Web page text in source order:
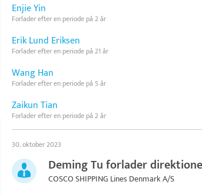
Enjie Yin
Forlader efter en periode på 2 år
Erik Lund Eriksen
Forlader efter en periode på 21 år
Wang Han
Forlader efter en periode på 5 år
Zaikun Tian
Forlader efter en periode på 2 år
30. oktober 2023
Deming Tu forlader
COSCO SHIPPING Lines Denmark A/S